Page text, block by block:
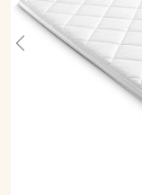
Previous